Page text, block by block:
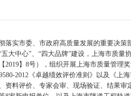
实市委、市政府高质量发展的重要决策
大中心”、“四大品牌”建设，上海市质
2019】8号），组织开展上海市质量管理奖
2012《卓越绩效评价准则》以及《上
资料评价、专家会审、现场验证、结果